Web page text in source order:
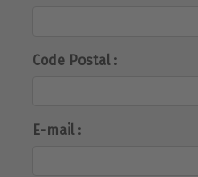
Code Postal :
E-mail :